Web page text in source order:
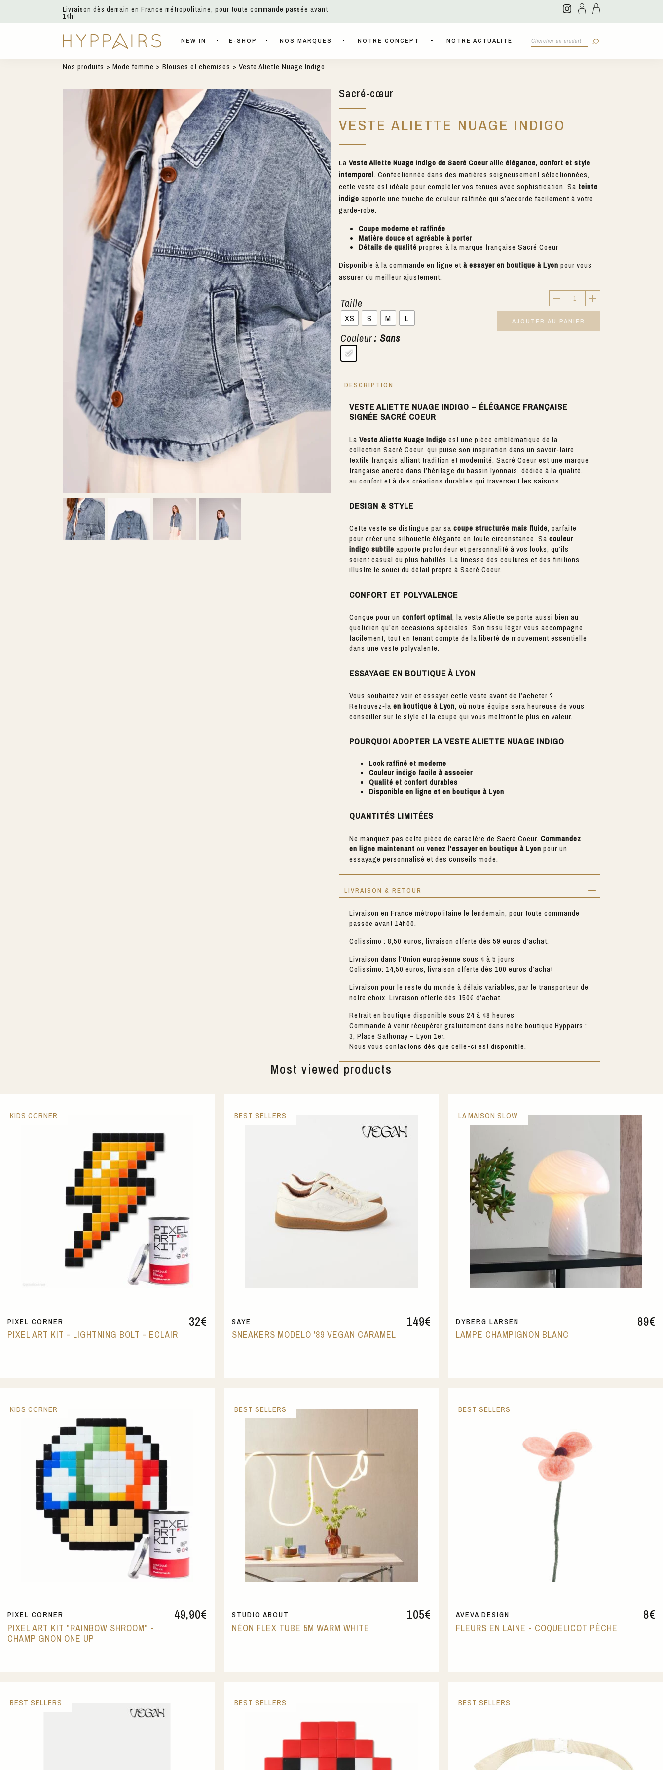
Livraison dès demain en France métropolitaine, pour toute commande passée avant
14h!
NEW IN E-SHOP NOS MARQUES NOTRE CONCEPT NOTRE ACTUALITÉ
Nos produits > Mode femme > Blouses et chemises > Veste Aliette Nuage Indigo
Sacré-cœur
VESTE ALIETTE NUAGE INDIGO
La Veste Aliette Nuage Indigo de Sacré Coeurallie élégance, confort et style
intemporel. Confectionnée dans des matières soigneusement sélectionnées,
cette veste est idéale pour compléter vos tenues avec sophistication. Sa teinte
indigo apporte une touche de couleur raffinée qui s’accorde facilement à votre
garde‑robe.
Coupe moderne et raffinée
Matière douce et agréable à porter
Détails de qualité propres à la marque française Sacré Coeur
Disponible à la commande en ligne et à essayer en boutique à Lyon pour vous
assurer du meilleur ajustement.
Taille
XS S M L
Couleur: Sans
AJOUTER AU PANIER
DESCRIPTION
VESTE ALIETTE NUAGE INDIGO – ÉLÉGANCE FRANÇAISE
SIGNÉE SACRÉ COEUR
La Veste Aliette Nuage Indigo est une pièce emblématique de la
collection Sacré Coeur, qui puise son inspiration dans un savoir‑faire
textile français alliant tradition et modernité. Sacré Coeur est une marque
française ancrée dans l’héritage du bassin lyonnais, dédiée à la qualité,
au confort et à des créations durables qui traversent les saisons.
DESIGN & STYLE
Cette veste se distingue par sa coupe structurée mais fluide, parfaite
pour créer une silhouette élégante en toute circonstance. Sa couleur
indigo subtile apporte profondeur et personnalité à vos looks, qu’ils
soient casual ou plus habillés. La finesse des coutures et des finitions
illustre le souci du détail propre à Sacré Coeur.
CONFORT ET POLYVALENCE
Conçue pour un confort optimal, la veste Aliette se porte aussi bien au
quotidien qu’en occasions spéciales. Son tissu léger vous accompagne
facilement, tout en tenant compte de la liberté de mouvement essentielle
dans une veste polyvalente.
ESSAYAGE EN BOUTIQUE À LYON
Vous souhaitez voir et essayer cette veste avant de l’acheter ?
Retrouvez‑la en boutique à Lyon, où notre équipe sera heureuse de vous
conseiller sur le style et la coupe qui vous mettront le plus en valeur.
POURQUOI ADOPTER LA VESTE ALIETTE NUAGE INDIGO
Look raffiné et moderne
Couleur indigo facile à associer
Qualité et confort durables
Disponible en ligne et en boutique à Lyon
QUANTITÉS LIMITÉES
Ne manquez pas cette pièce de caractère de Sacré Coeur. Commandez
en ligne maintenant ou venez l’essayer en boutique à Lyon pour un
essayage personnalisé et des conseils mode.
LIVRAISON & RETOUR
Livraison en France métropolitaine le lendemain, pour toute commande
passée avant 14h00.
Colissimo : 8,50 euros, livraison offerte dès 59 euros d’achat.
Livraison dans l’Union européenne sous 4 à 5 jours
Colissimo: 14,50 euros, livraison offerte dès 100 euros d’achat
Livraison pour le reste du monde à délais variables, par le transporteur de
notre choix. Livraison offerte dès 150€ d’achat.
Retrait en boutique disponible sous 24 à 48 heures
Commande à venir récupérer gratuitement dans notre boutique Hyppairs :
3, Place Sathonay – Lyon 1er.
Nous vous contactons dès que celle-ci est disponible.
Most viewed products
32€
PIXEL CORNER
PIXEL ART KIT - LIGHTNING BOLT - ECLAIR
KIDS CORNER
149€
SAYE
SNEAKERS MODELO '89 VEGAN CARAMEL
BEST SELLERS
89€
DYBERG LARSEN
LAMPE CHAMPIGNON BLANC
LA MAISON SLOW
49,90€
PIXEL CORNER
PIXEL ART KIT "RAINBOW SHROOM" -
CHAMPIGNON ONE UP
KIDS CORNER
105€
STUDIO ABOUT
NÉON FLEX TUBE 5M WARM WHITE
BEST SELLERS
8€
AVEVA DESIGN
FLEURS EN LAINE - COQUELICOT PÊCHE
BEST SELLERS
BEST SELLERS BEST SELLERS BEST SELLERS